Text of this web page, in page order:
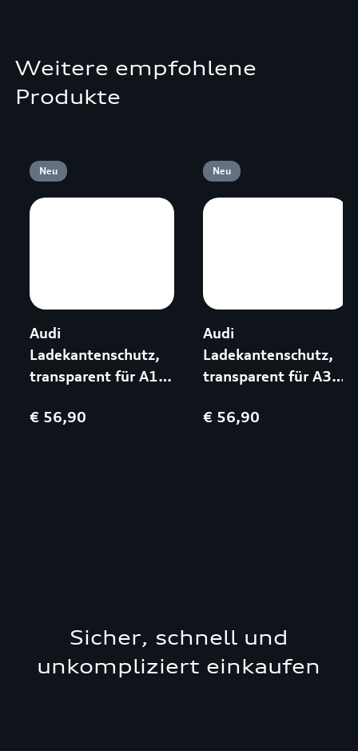
Weitere empfohlene
Produkte
Neu
Audi
Ladekantenschutz,
transparent für A1
€ 56,90
Neu
Audi
Ladekantenschutz,
transparent für A3
€ 56,90
Sicher, schnell und
unkompliziert einkaufen